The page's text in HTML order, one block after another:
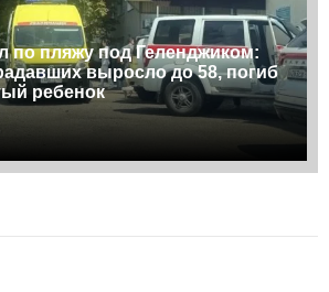
по пляжу под Геленджиком:
выросло до 58, погиб
ребенок